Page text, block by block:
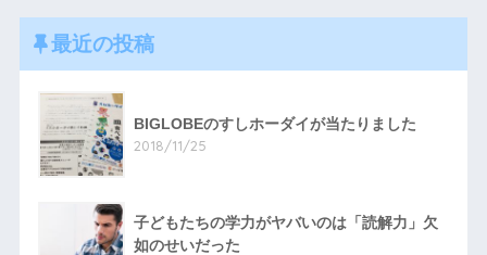
最近の投稿
BIGLOBEのすしホーダイが当たりました
2018/11/25
子どもたちの学力がヤバいのは「読解力」欠
如のせいだった